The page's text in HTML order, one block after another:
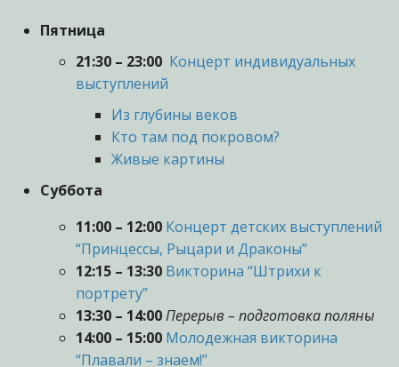
Пятница
21:30 – 23:00 Концерт индивидуальных
выступлений
Из глубины веков
Кто там под покровом?
Живые картины
Суббота
11:00 – 12:00 Концерт детских выступлений
“Принцессы, Рыцари и Драконы”
12:15 – 13:30 Викторина “Штрихи к
портрету”
13:30 – 14:00Перерыв – подготовка поляны
14:00 – 15:00 Молодежная викторина
“Плавали – знаем!”